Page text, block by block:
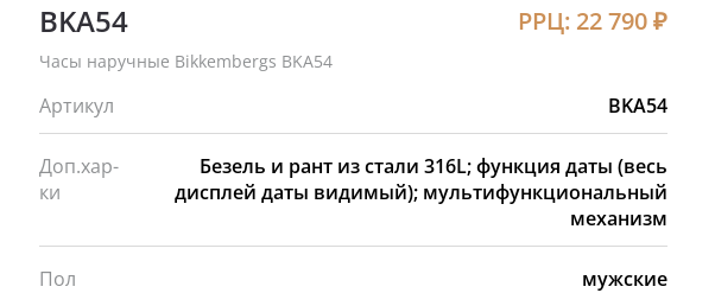
BKA54 РРЦ: 22 790₽
Часы наручные Bikkembergs BKA54
Артикул BKA54
Доп.хар-
ки
Безель и рант из стали 316L; функция даты (весь
дисплей даты видимый); мультифункциональный
механизм
Пол мужские